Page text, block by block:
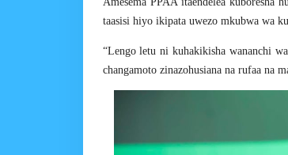
taasisi hiyo ikipata uwezo mkubwa wa
“Lengo letu ni kuhakikisha wananchi
changamoto zinazohusiana na rufaa na